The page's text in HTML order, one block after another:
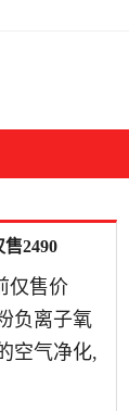
2490
仅售价
负离子氧
空气净化,